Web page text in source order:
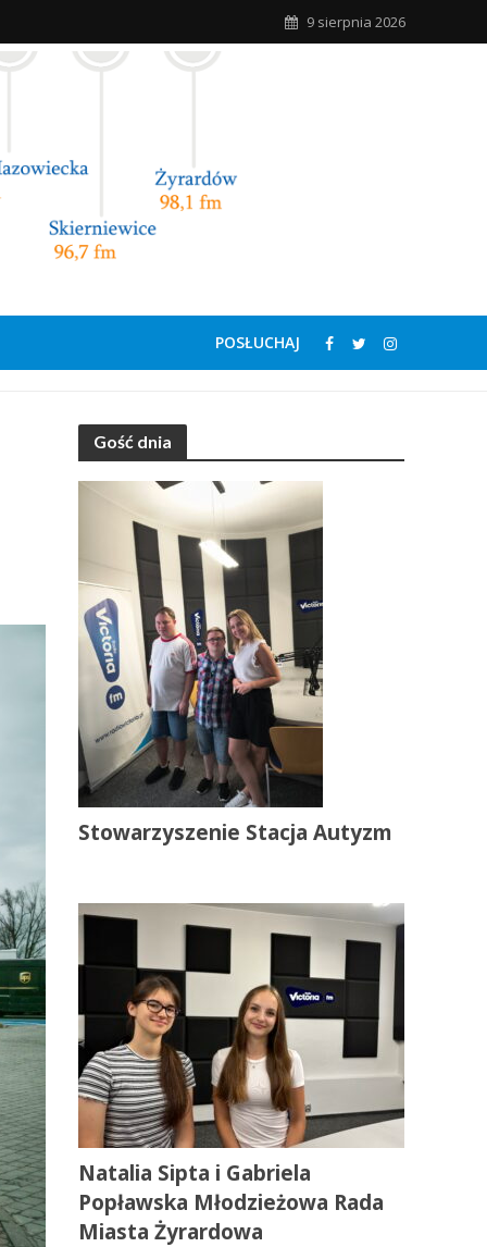
9 sierpnia 2026
POSŁUCHAJ
Gość dnia
Stowarzyszenie Stacja Autyzm
Natalia Sipta i Gabriela
Popławska Młodzieżowa Rada
Miasta Żyrardowa